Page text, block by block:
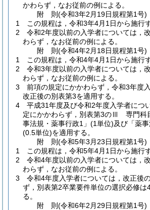
かわらず，なお従前の例による。
附 則(令和3年2月19日規程第1号)
1
この規程は，令和3年4月1日から施行す
2
令和2年度以前の入学者については，
わらず，なお従前の例による。
附 則(令和4年2月18日規程第1号)
1
この規程は，令和4年4月1日から施行す
2
令和3年度以前の入学者については，
わらず，なお従前の例による。
3
前項の規定にかかわらず，令和3年度
改正後の別表第3を適用する。
4
平成31年度及び令和2年度入学者につ
定にかかわらず，別表第3のⅢ 専門科
事法規・薬事行政1」 (1単位)及び「薬事
(0.5単位)を適用する。
附 則(令和5年3月23日規程第1号)
1
この規程は，令和5年4月1日から施行す
2
令和4年度以前の入学者については，
わらず，なお従前の例による。
3
令和4年度入学者については，改正後
ず，別表第2卒業要件単位の選択必修は
る。
附 則(令和6年2月29日規程第1号)